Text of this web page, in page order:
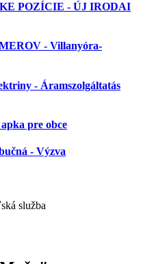
POZÍCIE - ÚJ IRODAI
- Villanyóra-
- Áramszolgáltatás
pre obce
- Výzva